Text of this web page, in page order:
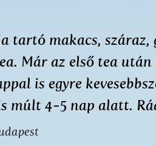
tartó makacs, száraz,
Már az első tea
is egyre
múlt 4-5 nap alatt.